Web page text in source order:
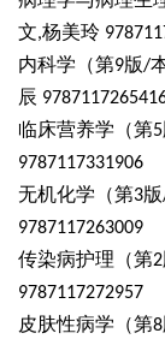
文,杨美玲
内科学（第9版/
辰
临床营养学（第5
9787117331906
无机化学（第3版
9787117263009
传染病护理（第2
9787117272957
皮肤性病学（第8